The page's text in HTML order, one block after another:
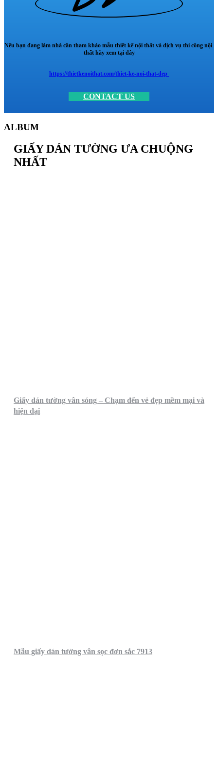
Nếu bạn đang làm nhà cần tham khảo mẫu thiết kế nội thất và dịch vụ thi công nội
thất hãy xem tại đây
https://thietkenoithat.com/thiet-ke-noi-that-dep
CONTACT US
ALBUM
GIẤY DÁN TƯỜNG ƯA CHUỘNG
NHẤT
Giấy dán tường vân sóng – Chạm đến vẻ đẹp mềm mại và
hiện đại
Mẫu giấy dán tường vân sọc đơn sắc 7913